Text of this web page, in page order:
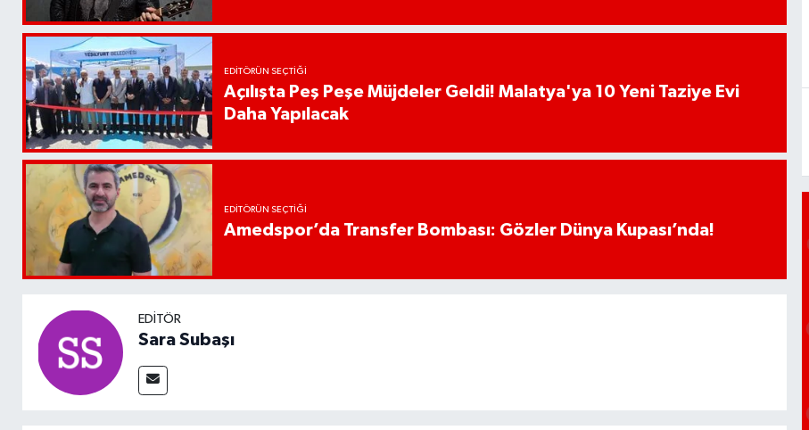
EDITÖRÜN SEÇTIĞI
Açılışta Peş Peşe Müjdeler Geldi! Malatya'ya 10 Yeni Taziye Evi
Daha Yapılacak
EDITÖRÜN SEÇTIĞI
Amedspor’da Transfer Bombası: Gözler Dünya Kupası’nda!
EDITÖR
Sara Subaşı